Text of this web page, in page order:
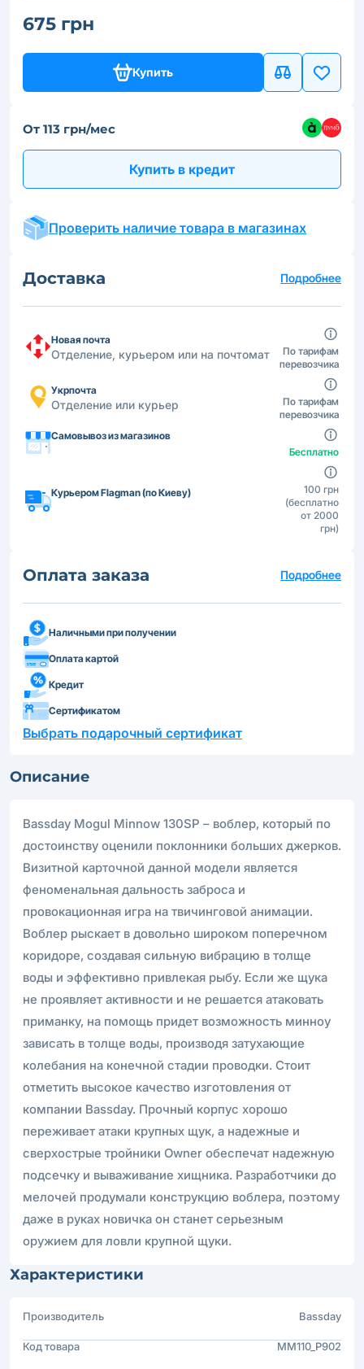
675 грн
Купить
От 113 грн/мес
Купить в кредит
Проверить наличие товара в магазинах
Доставка Подробнее
Новая почта
Отделение, курьером или на почтомат
По тарифам
перевозчика
Укрпочта
Отделение или курьер
По тарифам
перевозчика
Самовывоз из магазинов
Бесплатно
Курьером Flagman (по Киеву)
100 грн
(бесплатно
от 2000
грн)
Оплата заказа Подробнее
Наличными при получении
Оплата картой
Кредит
Сертификатом
Выбрать подарочный сертификат
Описание
Bassday Mogul Minnow 130SP – воблер, который по
достоинству оценили поклонники больших джерков.
Визитной карточной данной модели является
феноменальная дальность заброса и
провокационная игра на твичинговой анимации.
Воблер рыскает в довольно широком поперечном
коридоре, создавая сильную вибрацию в толще
воды и эффективно привлекая рыбу. Если же щука
не проявляет активности и не решается атаковать
приманку, на помощь придет возможность минноу
зависать в толще воды, производя затухающие
колебания на конечной стадии проводки. Стоит
отметить высокое качество изготовления от
компании Bassday. Прочный корпус хорошо
переживает атаки крупных щук, а надежные и
сверхострые тройники Owner обеспечат надежную
подсечку и вываживание хищника. Разработчики до
мелочей продумали конструкцию воблера, поэтому
даже в руках новичка он станет серьезным
оружием для ловли крупной щуки.
Характеристики
Производитель Bassday
Код товара MM110_P902